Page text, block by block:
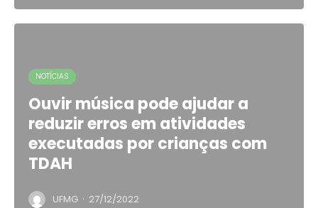
NOTÍCIAS
Ouvir música pode ajudar a
reduzir erros em atividades
executadas por crianças com
TDAH
UFMG · 27/12/2022